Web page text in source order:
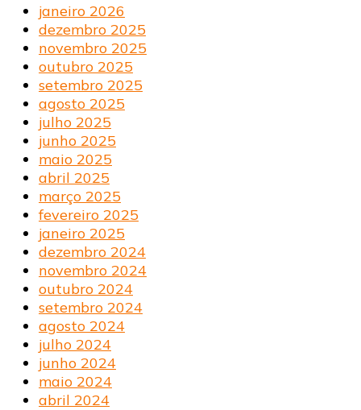
janeiro 2026
dezembro 2025
novembro 2025
outubro 2025
setembro 2025
agosto 2025
julho 2025
junho 2025
maio 2025
abril 2025
março 2025
fevereiro 2025
janeiro 2025
dezembro 2024
novembro 2024
outubro 2024
setembro 2024
agosto 2024
julho 2024
junho 2024
maio 2024
abril 2024